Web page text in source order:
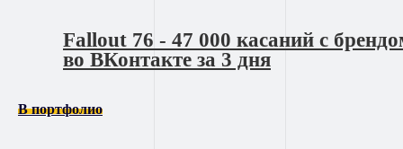
Fallout 76 - 47 000 касаний с
во ВКонтакте за 3 дня
В портфолио